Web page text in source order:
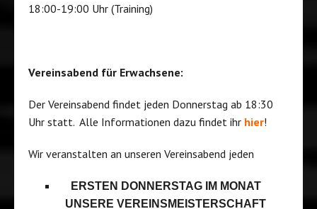
18:00-19:00 Uhr (Training)
Vereinsabend für Erwachsene:
Der Vereinsabend findet jeden Donnerstag ab 18:30
Uhr statt. Alle Informationen dazu findet ihr hier!
Wir veranstalten an unseren Vereinsabend jeden
ERSTEN DONNERSTAG IM MONAT
UNSERE VEREINSMEISTERSCHAFT